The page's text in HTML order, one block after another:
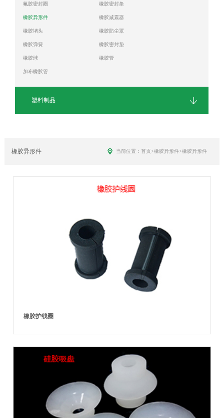
氟胶密封圈 橡胶密封条
橡胶异形件 橡胶减震器
橡胶堵头 橡胶防尘罩
橡胶弹簧 橡胶密封垫
橡胶球 橡胶管
加布橡胶管
塑料制品
橡胶异形件 当前位置： 首页>橡胶异形件>橡胶异形件
橡胶护线圈